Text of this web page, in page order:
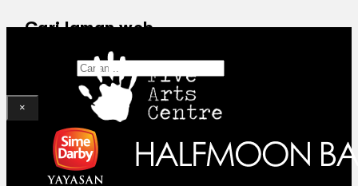
Cari laman web
×